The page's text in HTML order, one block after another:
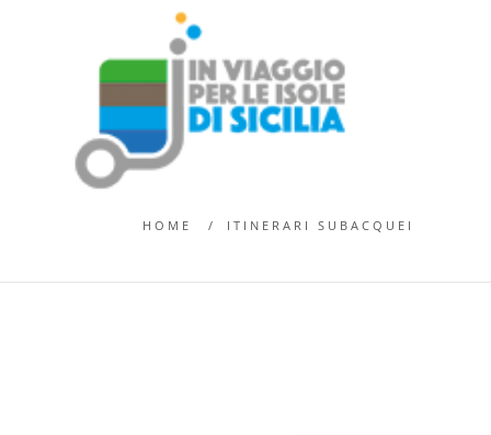
PANTELLERIA
HOME ITINERARI SUBACQUEI